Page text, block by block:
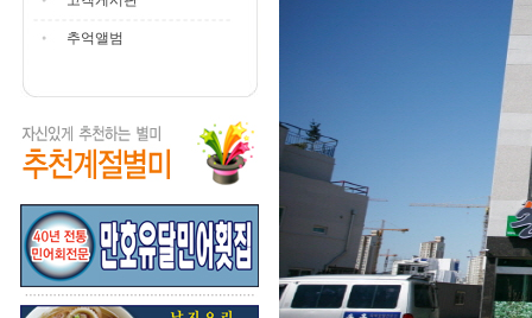
추억앨범